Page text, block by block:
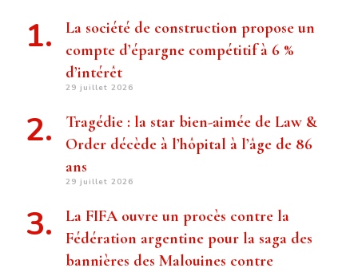
La société de construction propose un
compte d’épargne compétitif à 6 %
d’intérêt
29 juillet 2026
Tragédie : la star bien-aimée de Law &
Order décède à l’hôpital à l’âge de 86
ans
29 juillet 2026
La FIFA ouvre un procès contre la
Fédération argentine pour la saga des
bannières des Malouines contre